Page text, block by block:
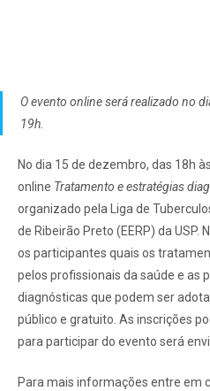
O evento online será realizado no
19h.
No dia 15 de dezembro, das 18h
online Tratamento e estratégias
organizado pela Liga de
de Ribeirão Preto (EERP) da USP.
os participantes quais os
pelos profissionais da saúde e as
diagnósticas que podem ser
público e gratuito. As inscrições
para participar do evento será
Para mais informações entre em